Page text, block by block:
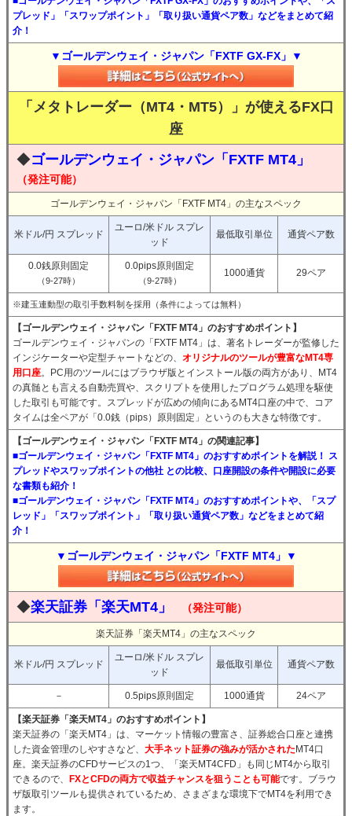
プレッド」「スワップポイント」「取り扱い通貨ペア数」などをまとめて紹
介！
▼ゴールデンウェイ・ジャパン「FXTF GX-FX」▼
「メタトレーダー（MT4・MT5）」が使えるFX口
座
◆ゴールデンウェイ・ジャパン「FXTF MT4」
（発注可能）
ゴールデンウェイ・ジャパン「FXTF MT4」の主なスペック
米ドル/円 スプレッド
ユーロ/米ドル スプレ
ッド
最低取引単位 通貨ペア数
0.0銭原則固定
（9-27時）
0.0pips原則固定
（9-27時）
1000通貨 29ペア
※建玉連動型の取引手数料制を採用（条件によっては無料）
【ゴールデンウェイ・ジャパン「FXTF MT4」のおすすめポイント】
ゴールデンウェイ・ジャパンの「FXTF MT4」は、著名トレーダーが監修した
インジケーターや定型チャートなどの、 オリジナルのツールが豊富なMT4専
用口座。PC用のツールにはブラウザ版とインストール版の両方があり、MT4
の真髄とも言える自動売買や、スクリプトを使用したプログラム処理を駆使
した取引も可能です。スプレッドが広めの傾向にあるMT4口座の中で、コア
タイムは全ペアが「0.0銭（pips）原則固定」というのも大きな特徴です。
【ゴールデンウェイ・ジャパン「FXTF MT4」の関連記事】
■ゴールデンウェイ・ジャパン「FXTF MT4」のおすすめポイントを解説！ ス
プレッドやスワップポイントの他社 との比較、口座開設の条件や開設に必要
な書類も紹介！
■ゴールデンウェイ・ジャパン「FXTF MT4」のおすすめポイントや、「スプ
レッド」「スワップポイント」「取り扱い通貨ペア数」などをまとめて紹
介！
▼ゴールデンウェイ・ジャパン「FXTF MT4」▼
◆楽天証券「楽天MT4」 （発注可能）
楽天証券「楽天MT4」の主なスペック
米ドル/円 スプレッド
ユーロ/米ドル スプレ
ッド
最低取引単位 通貨ペア数
－ 0.5pips原則固定 1000通貨 24ペア
【楽天証券「楽天MT4」のおすすめポイント】
楽天証券の「楽天MT4」は、マーケット情報の豊富さ、証券総合口座と連携
した資金管理のしやすさなど、 大手ネット証券の強みが活かされた MT4口
座。楽天証券のCFDサービスの1つ、「楽天MT4CFD」も同じMT4から取引
できるので、
FXとCFDの両方で収益チャンスを狙うことも可能です。ブラウ
ザ版取引ツールも提供されているため、さまざまな環境下でMT4を利用でき
ます。